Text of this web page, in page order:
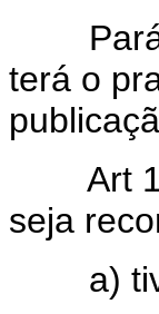
terá o
Art 17
seja
a) tiver